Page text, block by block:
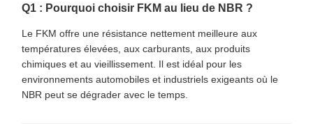
Q1 : Pourquoi choisir FKM au lieu de NBR ?
Le FKM offre une résistance nettement meilleure aux
températures élevées, aux carburants, aux produits
chimiques et au vieillissement. Il est idéal pour les
environnements automobiles et industriels exigeants où le
NBR peut se dégrader avec le temps.